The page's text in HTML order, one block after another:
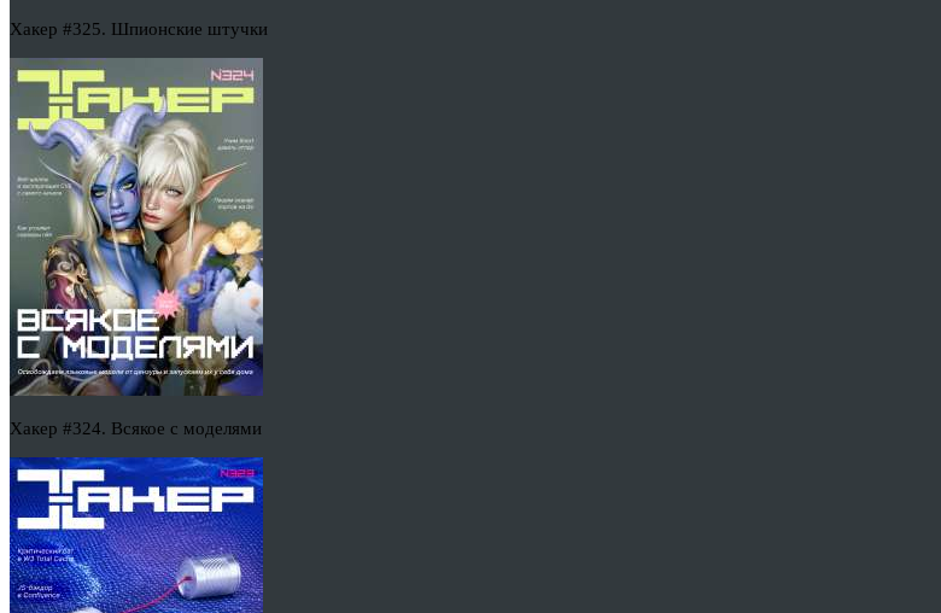
Хакер #325. Шпионские штучки
Хакер #324. Всякое с моделями